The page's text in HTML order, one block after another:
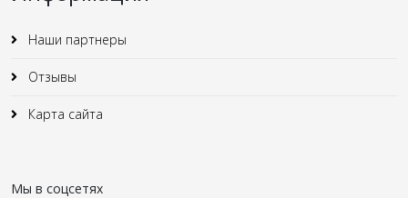
Наши партнеры
Отзывы
Карта сайта
Мы в соцсетях